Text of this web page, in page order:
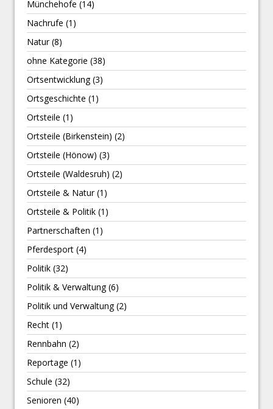
Münchehofe (14)
Nachrufe (1)
Natur(8)
ohne Kategorie (38)
Ortsentwicklung(3)
Ortsgeschichte (1)
Ortsteile (1)
Ortsteile (Birkenstein) (2)
Ortsteile (Hönow) (3)
Ortsteile (Waldesruh) (2)
Ortsteile & Natur(1)
Ortsteile & Politik (1)
Partnerschaften (1)
Pferdesport (4)
Politik (32)
Politik & Verwaltung(6)
Politik und Verwaltung(2)
Recht (1)
Rennbahn (2)
Reportage (1)
Schule (32)
Senioren (40)